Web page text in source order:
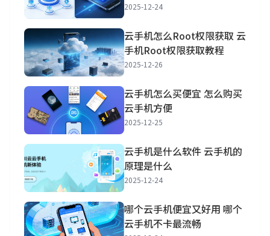
2025-12-24
云手机怎么Root权限获取 云
手机Root权限获取教程
2025-12-26
云手机怎么买便宜 怎么购买
云手机方便
2025-12-25
云手机是什么软件 云手机的
原理是什么
2025-12-24
哪个云手机便宜又好用 哪个
云手机不卡最流畅